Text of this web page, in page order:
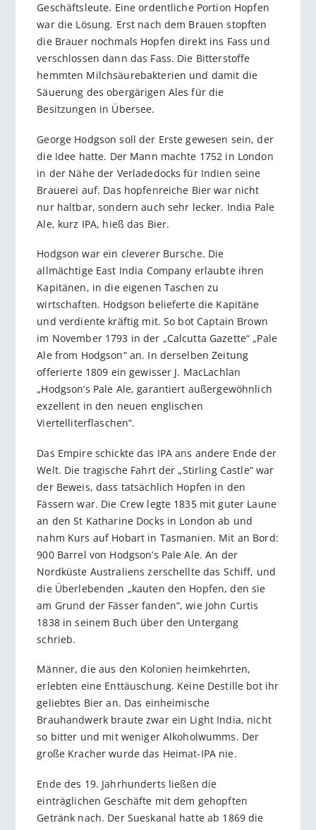
Geschäftsleute. Eine ordentliche Portion Hopfen
war die Lösung. Erst nach dem Brauen stopften
die Brauer nochmals Hopfen direkt ins Fass und
verschlossen dann das Fass. Die Bitterstoffe
hemmten Milchsäurebakterien und damit die
Säuerung des obergärigen Ales für die
Besitzungen in Übersee.
George Hodgson soll der Erste gewesen sein, der
die Idee hatte. Der Mann machte 1752 in London
in der Nähe der Verladedocks für Indien seine
Brauerei auf. Das hopfenreiche Bier war nicht
nur haltbar, sondern auch sehr lecker. India Pale
Ale, kurz IPA, hieß das Bier.
Hodgson war ein cleverer Bursche. Die
allmächtige East India Company erlaubte ihren
Kapitänen, in die eigenen Taschen zu
wirtschaften. Hodgson belieferte die Kapitäne
und verdiente kräftig mit. So bot Captain Brown
im November 1793 in der „Calcutta Gazette“ „Pale
Ale from Hodgson“ an. In derselben Zeitung
offerierte 1809 ein gewisser J. MacLachlan
„Hodgson’s Pale Ale, garantiert außergewöhnlich
exzellent in den neuen englischen
Viertelliterflaschen“.
Das Empire schickte das IPA ans andere Ende der
Welt. Die tragische Fahrt der „Stirling Castle“ war
der Beweis, dass tatsächlich Hopfen in den
Fässern war. Die Crew legte 1835 mit guter Laune
an den St Katharine Docks in London ab und
nahm Kurs auf Hobart in Tasmanien. Mit an Bord:
900 Barrel von Hodgson’s Pale Ale. An der
Nordküste Australiens zerschellte das Schiff, und
die Überlebenden „kauten den Hopfen, den sie
am Grund der Fässer fanden“, wie John Curtis
1838 in seinem Buch über den Untergang
schrieb.
Männer, die aus den Kolonien heimkehrten,
erlebten eine Enttäuschung. Keine Destille bot ihr
geliebtes Bier an. Das einheimische
Brauhandwerk braute zwar ein Light India, nicht
so bitter und mit weniger Alkoholwumms. Der
große Kracher wurde das Heimat-IPA nie.
Ende des 19. Jahrhunderts ließen die
einträglichen Geschäfte mit dem gehopften
Getränk nach. Der Sueskanal hatte ab 1869 die